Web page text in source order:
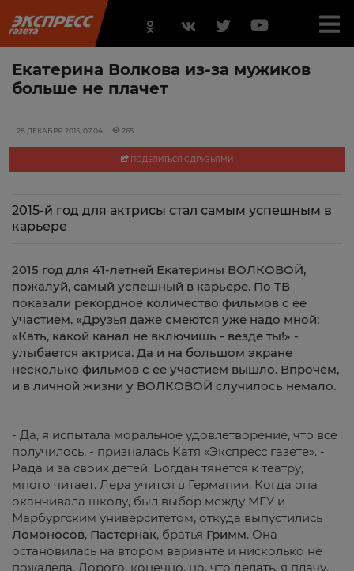
Екатерина Волкова из-за мужиков
больше не плачет
28 ДЕКАБРЯ 2015, 07:04 265
ПОДЕЛИТЬСЯ С ДРУЗЬЯМИ
2015-й год для актрисы стал самым успешным в
карьере
2015 год для 41-летней Екатерины ВОЛКОВОЙ,
пожалуй, самый успешный в карьере. По ТВ
показали рекордное количество фильмов с ее
участием. «Друзья даже смеются уже надо мной:
«Кать, какой канал не включишь - везде ты!» -
улыбается актриса. Да и на большом экране
несколько фильмов с ее участием вышло. Впрочем,
и в личной жизни у ВОЛКОВОЙ случилось немало.
- Да, я испытала моральное удовлетворение, что все
получилось, - призналась Катя «Экспресс газете». -
Рада и за своих детей. Богдан тянется к театру,
много читает. Лера учится в Германии. Когда она
оканчивала школу, был выбор между МГУ и
Марбургским университетом, откуда выпустились
Ломоносов, Пастернак, братья Гримм. Она
остановилась на втором варианте и нисколько не
пожалела. Дорого, конечно, но, что делать, я плачу.